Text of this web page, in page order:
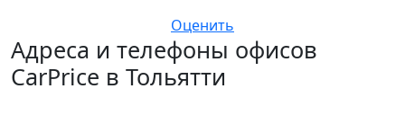
Оценить
Адреса и телефоны офисов
CarPrice в Тольятти